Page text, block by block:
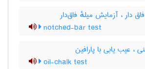
دار ، آزمایش میلهٔ فاق‌دار
notched-bar test
، عیب یابی با پارافین
oil-chalk test